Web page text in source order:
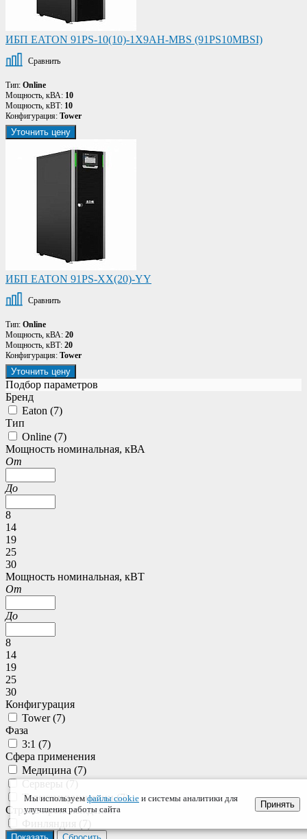
ИБП EATON 91PS-10(10)-1X9AH-MBS (91PS10MBSI)
Сравнить
Тип: Online
Мощность, кВА: 10
Мощность, кВТ: 10
Конфигурация: Tower
Уточнить цену
ИБП EATON 91PS-XX(20)-YY
Сравнить
Тип: Online
Мощность, кВА: 20
Мощность, кВТ: 20
Конфигурация: Tower
Уточнить цену
Подбор параметров
Бренд
Eaton (7)
Тип
Online (7)
Мощность номинальная, кВА
От
До
8
14
19
25
30
Мощность номинальная, кВТ
От
До
8
14
19
25
30
Конфигурация
Tower (7)
Фаза
3:1 (7)
Сфера применения
Медицина (7)
Серверы ( 7 )
Телекоммуникации (7)
Страна происхождения
Финляндия ( 7 )
Мы используем файлы cookie и системы аналитики для
улучшения работы сайта
Принять